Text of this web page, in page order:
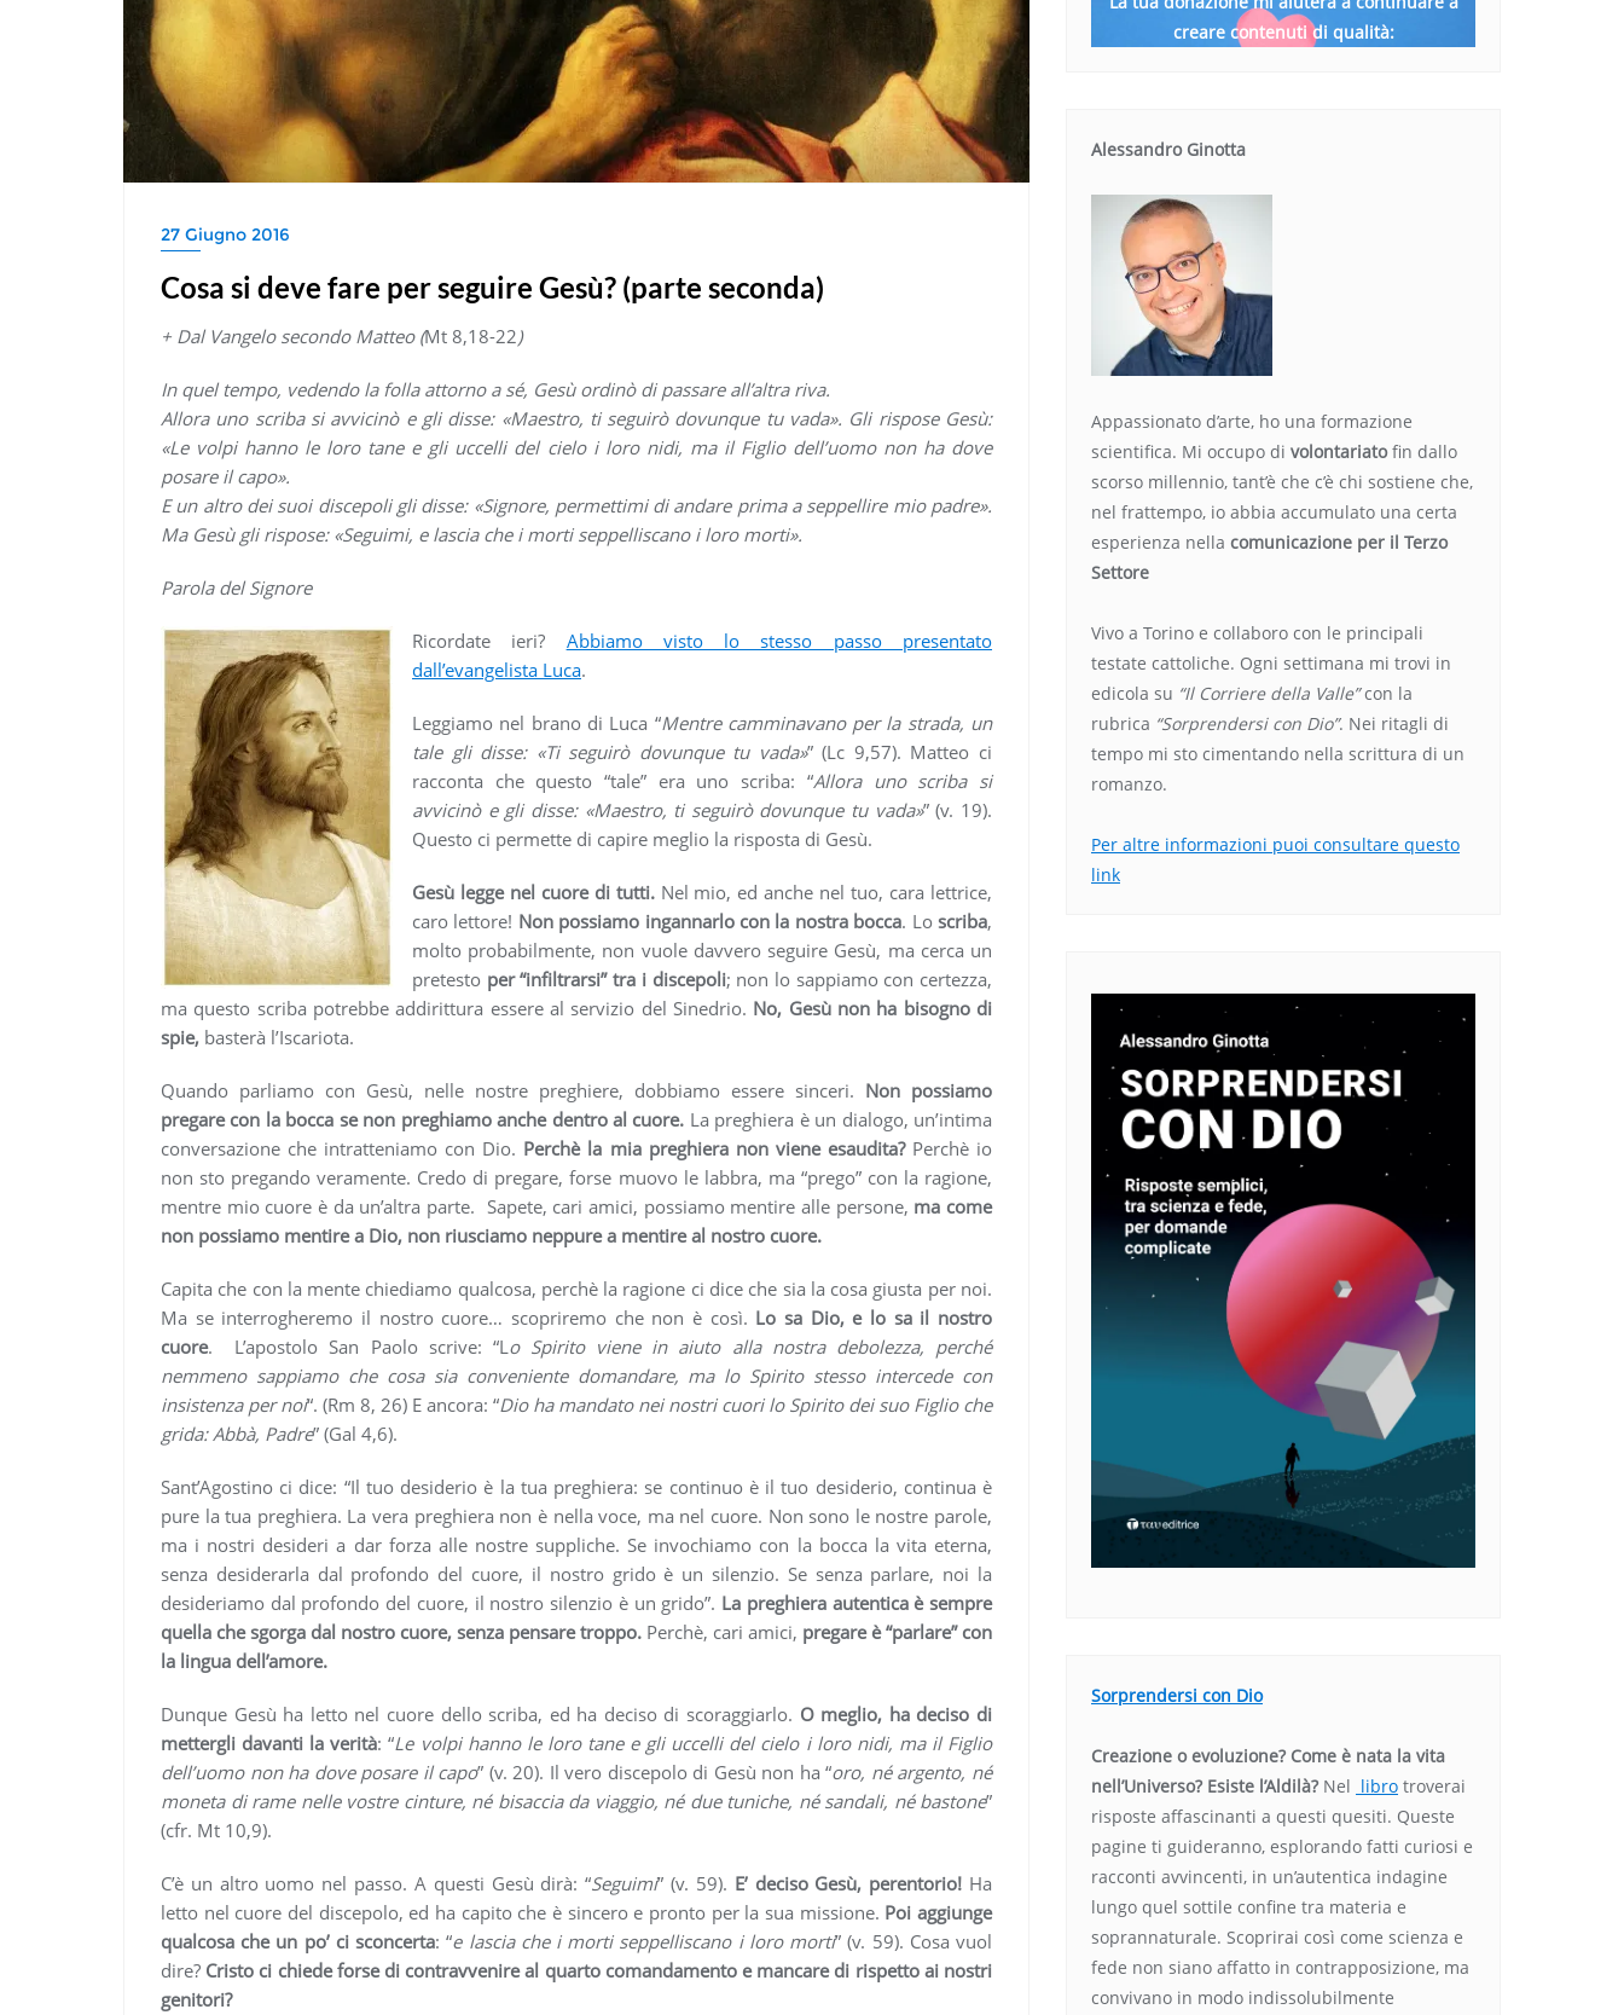
27 Giugno 2016
Cosa si deve fare per seguire Gesù? (parte seconda)
+ Dal Vangelo secondo Matteo (Mt 8,18-22)
In quel tempo, vedendo la folla attorno a sé, Gesù ordinò di passare all’altra riva.
Allora uno scriba si avvicinò e gli disse: «Maestro, ti seguirò dovunque tu vada». Gli rispose Gesù:
«Le volpi hanno le loro tane e gli uccelli del cielo i loro nidi, ma il Figlio dell’uomo non ha dove
posare il capo».
E un altro dei suoi discepoli gli disse: «Signore, permettimi di andare prima a seppellire mio padre».
Ma Gesù gli rispose: «Seguimi, e lascia che i morti seppelliscano i loro morti».
Parola del Signore
Ricordate ieri? Abbiamo visto lo stesso passo presentato
dall’evangelista Luca.
Leggiamo nel brano di Luca “Mentre camminavano per la strada, un
tale gli disse: «Ti seguirò dovunque tu vada»” (Lc 9,57). Matteo ci
racconta che questo “tale” era uno scriba: “Allora uno scriba si
avvicinò e gli disse: «Maestro, ti seguirò dovunque tu vada»” (v. 19).
Questo ci permette di capire meglio la risposta di Gesù.
Gesù legge nel cuore di tutti. Nel mio, ed anche nel tuo, cara lettrice,
caro lettore! Non possiamo ingannarlo con la nostra bocca. Loscriba,
molto probabilmente, non vuole davvero seguire Gesù, ma cerca un
pretesto per “infiltrarsi” tra i discepoli; non lo sappiamo con certezza,
ma questo scriba potrebbe addirittura essere al servizio del Sinedrio. No, Gesù non ha bisogno di
spie, basterà l’Iscariota.
Quando parliamo con Gesù, nelle nostre preghiere, dobbiamo essere sinceri. Non possiamo
pregare con la bocca se non preghiamo anche dentro al cuore. La preghiera è un dialogo, un’intima
conversazione che intratteniamo con Dio. Perchè la mia preghiera non viene esaudita? Perchè io
non sto pregando veramente. Credo di pregare, forse muovo le labbra, ma “prego” con la ragione,
mentre mio cuore è da un’altra parte. Sapete, cari amici, possiamo mentire alle persone, ma come
non possiamo mentire a Dio, non riusciamo neppure a mentire al nostro cuore.
Capita che con la mente chiediamo qualcosa, perchè la ragione ci dice che sia la cosa giusta per noi.
Ma se interrogheremo il nostro cuore… scopriremo che non è così. Lo sa Dio, e lo sa il nostro
cuore. L’apostolo San Paolo scrive: “L o Spirito viene in aiuto alla nostra debolezza, perché
nemmeno sappiamo che cosa sia conveniente domandare, ma lo Spirito stesso intercede con
insistenza per noi“. (Rm 8, 26) E ancora: “Dio ha mandato nei nostri cuori lo Spirito dei suo Figlio che
grida: Abbà, Padre” (Gal 4,6).
Sant’Agostino ci dice: “Il tuo desiderio è la tua preghiera: se continuo è il tuo desiderio, continua è
pure la tua preghiera. La vera preghiera non è nella voce, ma nel cuore. Non sono le nostre parole,
ma i nostri desideri a dar forza alle nostre suppliche. Se invochiamo con la bocca la vita eterna,
senza desiderarla dal profondo del cuore, il nostro grido è un silenzio. Se senza parlare, noi la
desideriamo dal profondo del cuore, il nostro silenzio è un grido”. La preghiera autentica è sempre
quella che sgorga dal nostro cuore, senza pensare troppo. Perchè, cari amici, pregare è “parlare” con
la lingua dell’amore.
Dunque Gesù ha letto nel cuore dello scriba, ed ha deciso di scoraggiarlo. O meglio, ha deciso di
mettergli davanti la verità: “Le volpi hanno le loro tane e gli uccelli del cielo i loro nidi, ma il Figlio
dell’uomo non ha dove posare il capo” (v. 20). Il vero discepolo di Gesù non ha “oro, né argento, né
moneta di rame nelle vostre cinture, né bisaccia da viaggio, né due tuniche, né sandali, né bastone”
(cfr. Mt 10,9).
C’è un altro uomo nel passo. A questi Gesù dirà: “Seguimi” (v. 59). E’ deciso Gesù, perentorio! Ha
letto nel cuore del discepolo, ed ha capito che è sincero e pronto per la sua missione. Poi aggiunge
qualcosa che un po’ ci sconcerta: “e lascia che i morti seppelliscano i loro morti” (v. 59). Cosa vuol
dire? Cristo ci chiede forse di contravvenire al quarto comandamento e mancare di rispetto ai nostri
genitori?
creare contenuti di qualità:
Alessandro Ginotta
Appassionato d’arte, ho una formazione
scientifica. Mi occupo di volontariatofin dallo
scorso millennio, tant’è che c’è chi sostiene che,
nel frattempo, io abbia accumulato una certa
esperienza nella comunicazione per il Terzo
Settore
Vivo a Torino e collaboro con le principali
testate cattoliche. Ogni settimana mi trovi in
edicola su “Il Corriere della Valle”con la
rubrica “Sorprendersi con Dio”. Nei ritagli di
tempo mi sto cimentando nella scrittura di un
romanzo.
Per altre informazioni puoi consultare questo
link
Sorprendersi con Dio
Creazione o evoluzione? Come è nata la vita
nell’Universo? Esiste l’Aldilà? Nel libro troverai
risposte affascinanti a questi quesiti. Queste
pagine ti guideranno, esplorando fatti curiosi e
racconti avvincenti, in un’autentica indagine
lungo quel sottile confine tra materia e
soprannaturale. Scoprirai così come scienza e
fede non siano affatto in contrapposizione, ma
convivano in modo indissolubilmente